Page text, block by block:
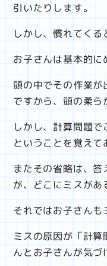
引いたりします。
しかし、慣れてくる
お子さんは基本的に
頭の中でその作業
ですから、頭の柔ら
しかし、計算問題
ということを覚えて
またその省略は、
が、どこにミスがあ
それではお子さんも
ミスの原因が「計
んとお子さんが気づ